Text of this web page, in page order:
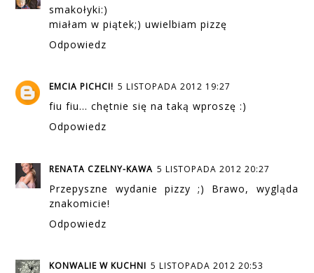
smakołyki:)
miałam w piątek;) uwielbiam pizzę
Odpowiedz
EMCIA PICHCI! 5 LISTOPADA 2012 19:27
fiu fiu... chętnie się na taką wproszę :)
Odpowiedz
RENATA CZELNY-KAWA 5 LISTOPADA 2012 20:27
Przepyszne wydanie pizzy ;) Brawo, wygląda
znakomicie!
Odpowiedz
KONWALIE W KUCHNI 5 LISTOPADA 2012 20:53